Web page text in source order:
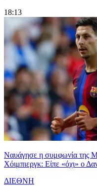
18:13
Ναυάγησε η συμφωνία της
Χόιμπιεργκ: Είπε «όχι» ο
ΔΙΕΘΝΗ